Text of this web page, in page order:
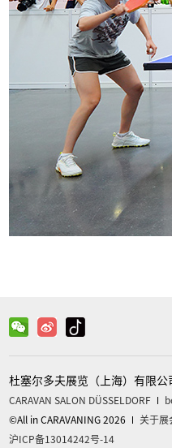
杜塞尔多夫展览（上海）有限公
CARAVAN SALON DÜSSELDORF
©All in CARAVANING 2026
关于展
沪ICP备13014242号-14